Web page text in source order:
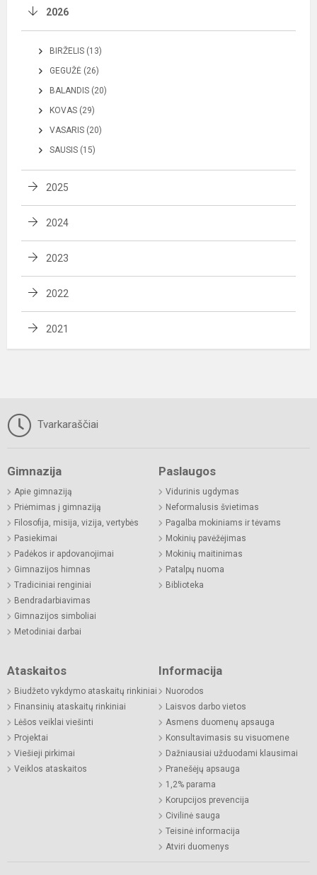
2026
BIRŽELIS (13)
GEGUŽĖ (26)
BALANDIS (20)
KOVAS (29)
VASARIS (20)
SAUSIS (15)
2025
2024
2023
2022
2021
Tvarkaraščiai
Gimnazija
Apie gimnaziją
Priėmimas į gimnaziją
Filosofija, misija, vizija, vertybės
Pasiekimai
Padėkos ir apdovanojimai
Gimnazijos himnas
Tradiciniai renginiai
Bendradarbiavimas
Gimnazijos simboliai
Metodiniai darbai
Paslaugos
Vidurinis ugdymas
Neformalusis švietimas
Pagalba mokiniams ir tėvams
Mokinių pavėžėjimas
Mokinių maitinimas
Patalpų nuoma
Biblioteka
Ataskaitos
Biudžeto vykdymo ataskaitų rinkiniai
Finansinių ataskaitų rinkiniai
Lėšos veiklai viešinti
Projektai
Viešieji pirkimai
Veiklos ataskaitos
Informacija
Nuorodos
Laisvos darbo vietos
Asmens duomenų apsauga
Konsultavimasis su visuomene
Dažniausiai užduodami klausimai
Pranešėjų apsauga
1,2% parama
Korupcijos prevencija
Civilinė sauga
Teisinė informacija
Atviri duomenys